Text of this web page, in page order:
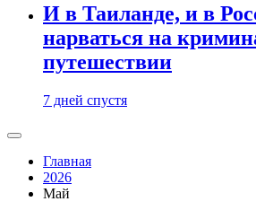
И в Таиланде, и в
нарваться на
путешествии
7 дней спустя
Главная
2026
Май